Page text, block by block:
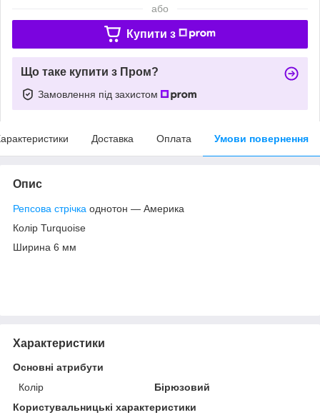
або
Купити з
Що таке купити з Пром?
Замовлення під захистом
Доставка Оплата Умови повернення
Опис
Репсова стрічка однотон — Америка
Колір Turquoise
Ширина 6 мм
Характеристики
Основні атрибути
Колір
Бірюзовий
Користувальницькі характеристики